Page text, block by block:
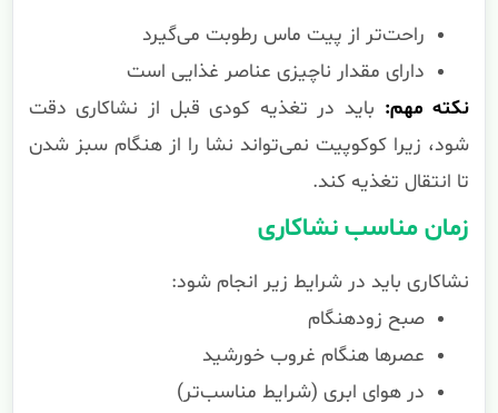
راحت‌تر از پیت ماس رطوبت می‌گیرد
دارای مقدار ناچیزی عناصر غذایی است
نکته مهم: باید در تغذیه کودی قبل از نشاکاری دقت
شود، زیرا کوکوپیت نمی‌تواند نشا را از هنگام سبز شدن
تا انتقال تغذیه کند.
زمان مناسب نشاکاری
نشاکاری باید در شرایط زیر انجام شود:
صبح زودهنگام
عصرها هنگام غروب خورشید
در هوای ابری (شرایط مناسب‌تر)